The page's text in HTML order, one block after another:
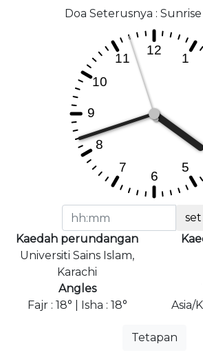
Doa Seterusnya :
Kaedah perundangan
Universiti Sains Islam,
Karachi
Angles
Fajr : 18° | Isha : 18°
Asia/
Tetapan